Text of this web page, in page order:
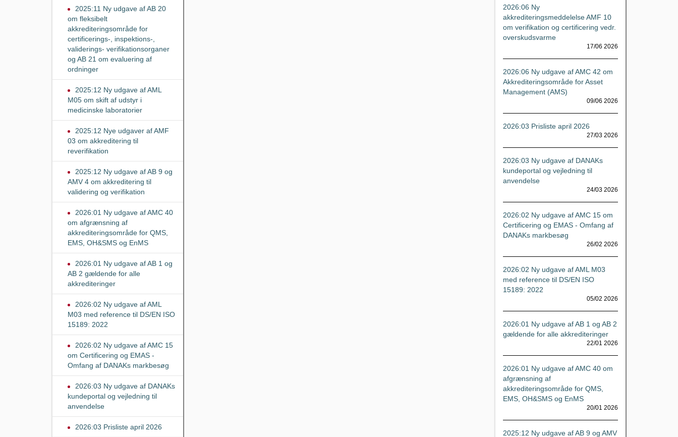
2025:11 Ny udgave af AB 20
om fleksibelt
akkrediteringsområde for
certificerings-, inspektions-,
validerings- verifikationsorganer
og AB 21 om evaluering af
ordninger
2025:12 Ny udgave af AML
M05 om skift af udstyr i
medicinske laboratorier
2025:12 Nye udgaver af AMF
03 om akkreditering til
reverifikation
2025:12 Ny udgave af AB 9 og
AMV 4 om akkreditering til
validering og verifikation
2026:01 Ny udgave af AMC 40
om afgrænsning af
akkrediteringsområde for QMS,
EMS, OH&SMS og EnMS
2026:01 Ny udgave af AB 1 og
AB 2 gældende for alle
akkrediteringer
2026:02 Ny udgave af AML
M03 med reference til DS/EN ISO
15189: 2022
2026:02 Ny udgave af AMC 15
om Certificering og EMAS -
Omfang af DANAKs markbesøg
2026:03 Ny udgave af DANAKs
kundeportal og vejledning til
anvendelse
2026:03 Prisliste april 2026
2026:06 Ny
akkrediteringsmeddelelse AMF 10
om verifikation og certificering vedr.
overskudsvarme
17/06 2026
2026:06 Ny udgave af AMC 42 om
Akkrediteringsområde for Asset
Management (AMS)
09/06 2026
2026:03 Prisliste april 2026
27/03 2026
2026:03 Ny udgave af DANAKs
kundeportal og vejledning til
anvendelse
24/03 2026
2026:02 Ny udgave af AMC 15 om
Certificering og EMAS - Omfang af
DANAKs markbesøg
26/02 2026
2026:02 Ny udgave af AML M03
med reference til DS/EN ISO
15189: 2022
05/02 2026
2026:01 Ny udgave af AB 1 og AB 2
gældende for alle akkrediteringer
22/01 2026
2026:01 Ny udgave af AMC 40 om
afgrænsning af
akkrediteringsområde for QMS,
EMS, OH&SMS og EnMS
20/01 2026
2025:12 Ny udgave af AB 9 og AMV